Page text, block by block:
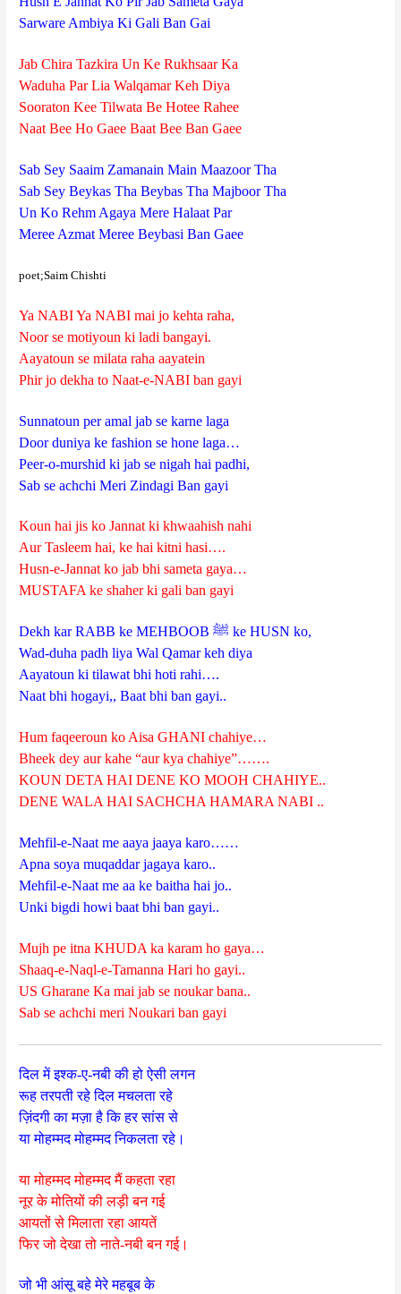
Sarware Ambiya Ki Gali Ban Gai
Jab Chira Tazkira Un Ke Rukhsaar Ka
Waduha Par Lia Walqamar Keh Diya
Sooraton Kee Tilwata Be Hotee Rahee
Naat Bee Ho Gaee Baat Bee Ban Gaee
Sab Sey Saaim Zamanain Main Maazoor Tha
Sab Sey Beykas Tha Beybas Tha Majboor Tha
Un Ko Rehm Agaya Mere Halaat Par
Meree Azmat Meree Beybasi Ban Gaee
poet;Saim Chishti
Ya NABI Ya NABI mai jo kehta raha,
Noor se motiyoun ki ladi bangayi.
Aayatoun se milata raha aayatein
Phir jo dekha to Naat-e-NABI ban gayi
Sunnatoun per amal jab se karne laga
Door duniya ke fashion se hone laga…
Peer-o-murshid ki jab se nigah hai padhi,
Sab se achchi Meri Zindagi Ban gayi
Koun hai jis ko Jannat ki khwaahish nahi
Aur Tasleem hai, ke hai kitni hasi….
Husn-e-Jannat ko jab bhi sameta gaya…
MUSTAFA ke shaher ki gali ban gayi
Dekh kar RABB ke MEHBOOB ﷺ ke HUSN ko,
Wad-duha padh liya Wal Qamar keh diya
Aayatoun ki tilawat bhi hoti rahi….
Naat bhi hogayi,, Baat bhi ban gayi..
Hum faqeeroun ko Aisa GHANI chahiye…
Bheek dey aur kahe “aur kya chahiye”…….
KOUN DETA HAI DENE KO MOOH CHAHIYE..
DENE WALA HAI SACHCHA HAMARA NABI ..
Mehfil-e-Naat me aaya jaaya karo……
Apna soya muqaddar jagaya karo..
Mehfil-e-Naat me aa ke baitha hai jo..
Unki bigdi howi baat bhi ban gayi..
Mujh pe itna KHUDA ka karam ho gaya…
Shaaq-e-Naql-e-Tamanna Hari ho gayi..
US Gharane Ka mai jab se noukar bana..
Sab se achchi meri Noukari ban gayi
दिल में इश्क-ए-नबी की हो ऐसी लगन
रूह तरपती रहे दिल मचलता रहे
ज़िंदगी का मज़ा है कि हर सांस से
या मोहम्मद मोहम्मद निकलता रहे।
या मोहम्मद मोहम्मद मैं कहता रहा
नूर के मोतियों की लड़ी बन गई
आयतों से मिलाता रहा आयतें
फिर जो देखा तो नाते-नबी बन गई।
जो भी आंसू बहे मेरे महबूब के